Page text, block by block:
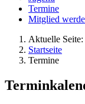
Termine
Mitglied
Aktuelle Seite:
Startseite
Termine